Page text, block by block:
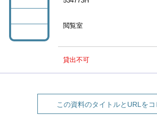
閲覧室
貸出不可
この資料のタイトルとURLをコ